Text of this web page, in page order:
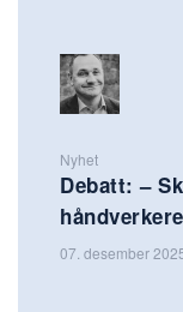
Nyhet
Debatt: –
07. desember